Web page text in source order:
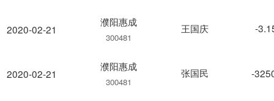
2020-02-21
2020-02-21
濮阳惠成
300481
王国庆 -
濮阳惠成
300481
张国民 -